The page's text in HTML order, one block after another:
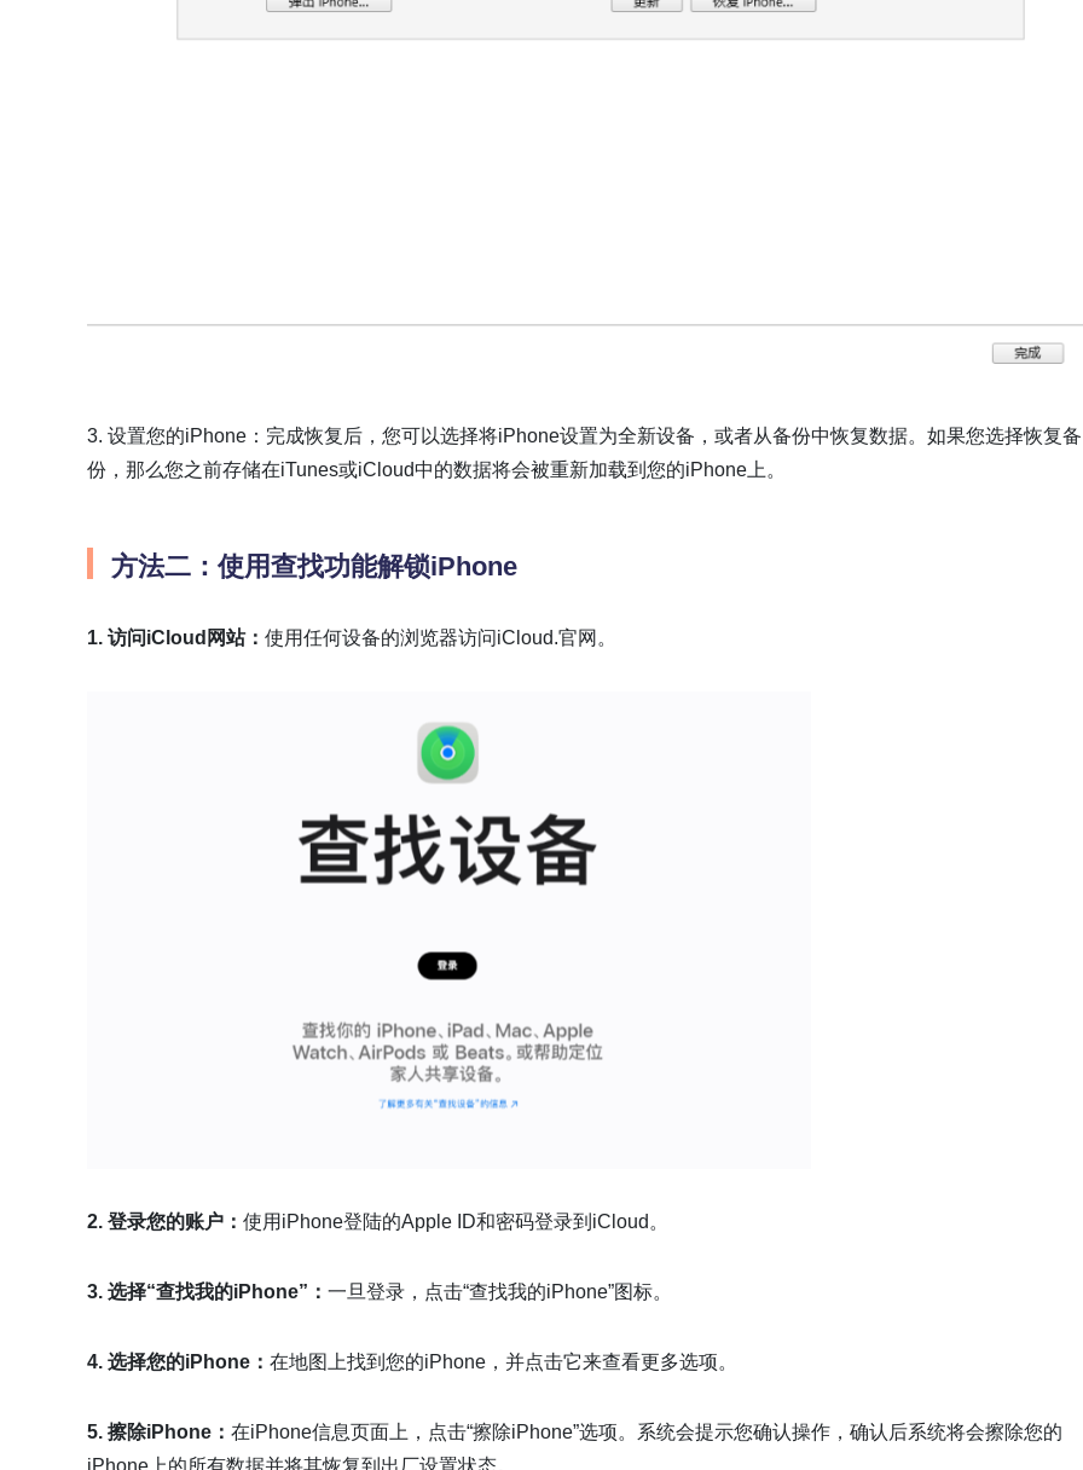
3. 设置您的iPhone：完成恢复后，您可以选择将iPhone设置为全新设备，或者从备份中恢复数据。如果您选择恢复备
份，那么您之前存储在iTunes或iCloud中的数据将会被重新加载到您的iPhone上。
方法二：使用查找功能解锁iPhone
1. 访问iCloud网站： 使用任何设备的浏览器访问iCloud.官网。
2. 登录您的账户： 使用iPhone登陆的Apple ID和密码登录到iCloud。
3. 选择“查找我的iPhone”： 一旦登录，点击“查找我的iPhone”图标。
4. 选择您的iPhone： 在地图上找到您的iPhone，并点击它来查看更多选项。
5. 擦除iPhone： 在iPhone信息页面上，点击“擦除iPhone”选项。系统会提示您确认操作，确认后系统将会擦除您的
iPhone上的所有数据并将其恢复到出厂设置状态。